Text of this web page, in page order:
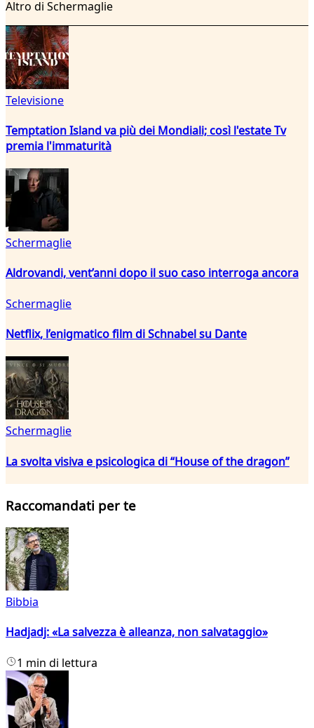
Altro di Schermaglie
Televisione
Temptation Island va più dei Mondiali; così l'estate Tv
premia l'immaturità
Schermaglie
Aldrovandi, vent’anni dopo il suo caso interroga ancora
Schermaglie
Netflix, l’enigmatico film di Schnabel su Dante
Schermaglie
La svolta visiva e psicologica di “House of the dragon”
Raccomandati per te
Bibbia
Hadjadj: «La salvezza è alleanza, non salvataggio»
1 min di lettura